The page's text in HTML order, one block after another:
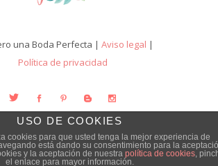
una Boda Perfecta | Aviso legal |
Política de privacidad
USO DE COOKIES
cookies para que usted tenga la mejor experiencia de
está dando su consentimiento para la
y la aceptación de nuestra política de cookies,
el enlace para mayor información.